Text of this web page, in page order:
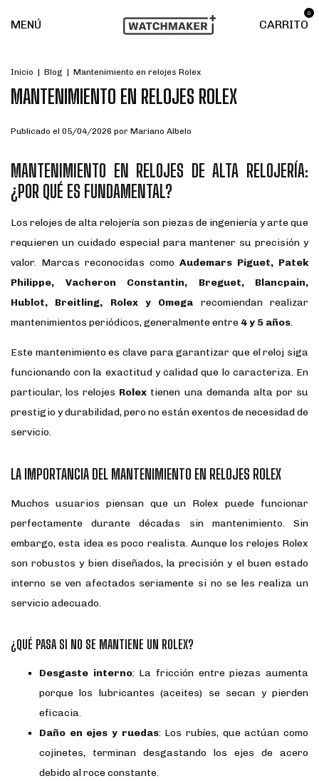
MENÚ CARRITO
0
Inicio | Blog | Mantenimiento en relojes Rolex
MANTENIMIENTO EN RELOJES ROLEX
Publicado el 05/04/2026 por Mariano Albelo
MANTENIMIENTO EN RELOJES DE ALTA RELOJERÍA:
¿POR QUÉ ES FUNDAMENTAL?
Los relojes de alta relojería son piezas de ingeniería y arte que
requieren un cuidado especial para mantener su precisión y
valor. Marcas reconocidas como Audemars Piguet, Patek
Philippe, Vacheron Constantin, Breguet, Blancpain,
Hublot, Breitling, Rolex y Omega recomiendan realizar
mantenimientos periódicos, generalmente entre 4 y 5 años.
Este mantenimiento es clave para garantizar que el reloj siga
funcionando con la exactitud y calidad que lo caracteriza. En
particular, los relojes Rolex tienen una demanda alta por su
prestigio y durabilidad, pero no están exentos de necesidad de
servicio.
LA IMPORTANCIA DEL MANTENIMIENTO EN RELOJES ROLEX
Muchos usuarios piensan que un Rolex puede funcionar
perfectamente durante décadas sin mantenimiento. Sin
embargo, esta idea es poco realista. Aunque los relojes Rolex
son robustos y bien diseñados, la precisión y el buen estado
interno se ven afectados seriamente si no se les realiza un
servicio adecuado.
¿QUÉ PASA SI NO SE MANTIENE UN ROLEX?
Desgaste interno: La fricción entre piezas aumenta
porque los lubricantes (aceites) se secan y pierden
eficacia.
Daño en ejes y ruedas: Los rubíes, que actúan como
cojinetes, terminan desgastando los ejes de acero
debido al roce constante.